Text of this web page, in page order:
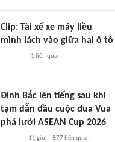
Clip: Tài xế xe máy liều
mình lách vào giữa hai ô tô
1 liên quan
Đình Bắc lên tiếng sau khi
tạm dẫn đầu cuộc đua Vua
phá lưới ASEAN Cup 2026
11 giờ 577liên quan